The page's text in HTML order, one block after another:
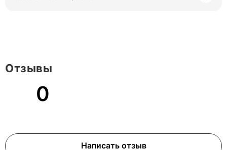
0
Написать отзыв
Отзывы